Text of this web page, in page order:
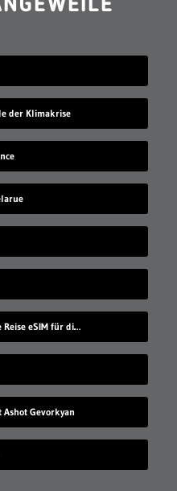
der Klimakrise
Direkt nach Istanbul: deine Reise eSIM für die Türkei
Gevorkyan